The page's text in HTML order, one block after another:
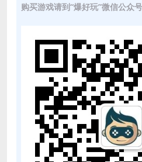
购买游戏请到“爆好玩”微信公众号